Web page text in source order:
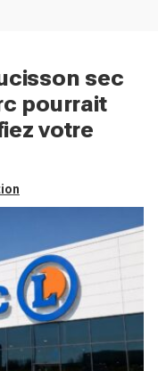
sec
pourrait
votre